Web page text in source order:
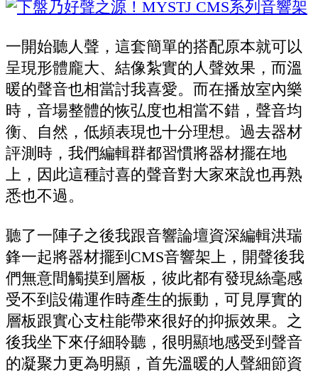
一開始聽人聲，這套簡單的搭配原本就可以
呈現形體龐大、結像紮實的人聲效果，而溫
暖的聲音也相當討我喜愛。而在播放室內樂
時，音場整體的恢弘度也相當不錯，聲音均
衡、自然，低頻表現也十分理想。過去器材
評測時，我們編輯群都習慣將器材擺在地
上，因此這種討喜的聲音對大家來說也再熟
悉也不過。
聽了一陣子之後我跟音響論壇資深編輯洪瑞
鋒一起將器材擺到CMS音響架上，開聲後我
們無意間觸摸到層板，彼此都有發現絲毫感
受不到設備運作時產生的振動，可見厚實的
層板跟實心支柱能帶來很好的抑振效果。之
後我坐下來仔細聆聽，很明顯地感受到聲音
的凝聚力更為明顯，首先溫暖的人聲細節資